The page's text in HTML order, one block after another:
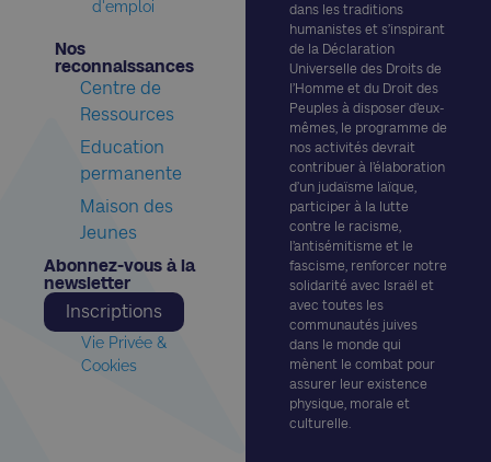
dans les traditions
humanistes et s’inspirant
de la Déclaration
Universelle des Droits de
l’Homme et du Droit des
Peuples à disposer d’eux-
mêmes, le programme de
nos activités devrait
contribuer à l’élaboration
d’un judaïsme laïque,
participer à la lutte
contre le racisme,
l’antisémitisme et le
fascisme, renforcer notre
solidarité avec Israël et
avec toutes les
communautés juives
dans le monde qui
mènent le combat pour
assurer leur existence
physique, morale et
culturelle.
d'emploi
Nos
reconnaissances​
Centre de
Ressources
Education
permanente
Maison des
Jeunes
Abonnez-vous à la
newsletter​
Inscriptions
Vie Privée &
Cookies